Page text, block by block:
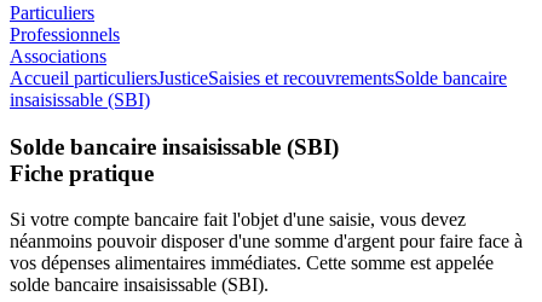
Particuliers
Professionnels
Associations
Accueil particuliersJusticeSaisies et recouvrementsSolde bancaire
insaisissable (SBI)
Solde bancaire insaisissable (SBI)
Fiche pratique
Si votre compte bancaire fait l'objet d'une saisie, vous devez
néanmoins pouvoir disposer d'une somme d'argent pour faire face à
vos dépenses alimentaires immédiates. Cette somme est appelée
solde bancaire insaisissable (SBI).